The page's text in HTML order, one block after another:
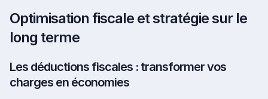
Optimisation fiscale et stratégie sur le
long terme
Les déductions fiscales : transformer vos
charges en économies